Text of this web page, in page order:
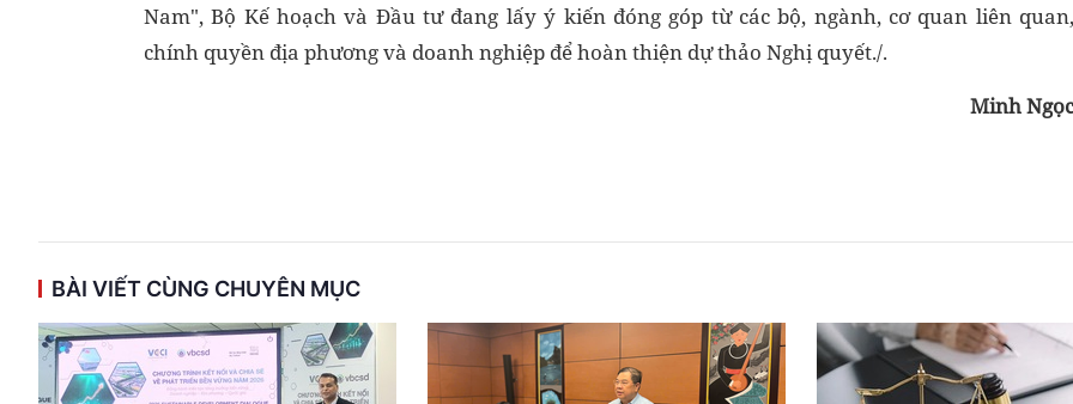
Nam", Bộ Kế hoạch và Đầu tư đang lấy ý kiến đóng góp từ các bộ, ngành, cơ quan liên quan,
chính quyền địa phương và doanh nghiệp để hoàn thiện dự thảo Nghị quyết./.
Minh Ngọc
BÀI VIẾT CÙNG CHUYÊN MỤC